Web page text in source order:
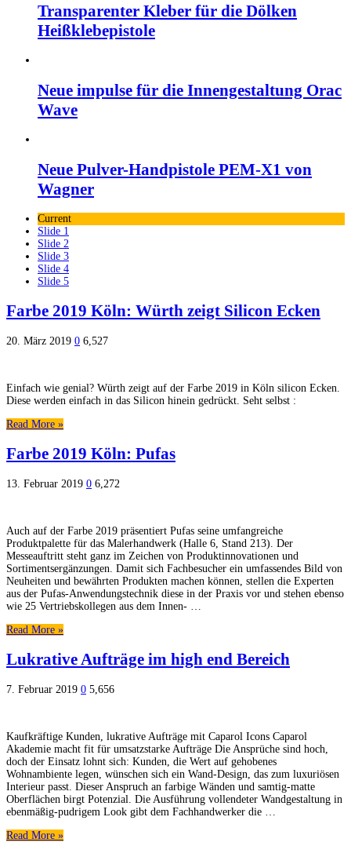
Transparenter Kleber für die Dölken
Heißklebepistole
Neue impulse für die Innengestaltung Orac
Wave
Neue Pulver-Handpistole PEM-X1 von
Wagner
Current
Slide 1
Slide 2
Slide 3
Slide 4
Slide 5
Farbe 2019 Köln: Würth zeigt Silicon Ecken
20. März 2019 0 6,527
Einfach wie genial? Würth zeigt auf der Farbe 2019 in Köln silicon Ecken.
Diese werden einfach in das Silicon hinein gedrückt. Seht selbst :
Read More »
Farbe 2019 Köln: Pufas
13. Februar 2019 0 6,272
Auch auf der Farbe 2019 präsentiert Pufas seine umfangreiche
Produktpalette für das Malerhandwerk (Halle 6, Stand 213). Der
Messeauftritt steht ganz im Zeichen von Produktinnovationen und
Sortimentsergänzungen. Damit sich Fachbesucher ein umfassendes Bild von
Neuheiten und bewährten Produkten machen können, stellen die Experten
aus der Pufas-Anwendungstechnik diese in der Praxis vor und stehen ebenso
wie 25 Vertriebskollegen aus dem Innen- …
Read More »
Lukrative Aufträge im high end Bereich
7. Februar 2019 0 5,656
Kaufkräftige Kunden, lukrative Aufträge mit Caparol Icons Caparol
Akademie macht fit für umsatzstarke Aufträge Die Ansprüche sind hoch,
doch der Einsatz lohnt sich: Kunden, die Wert auf gehobenes
Wohnambiente legen, wünschen sich ein Wand-Design, das zum luxuriösen
Interieur passt. Dieser Anspruch an farbige Wänden und samtig-matte
Oberflächen birgt Potenzial. Die Ausführung vollendeter Wandgestaltung in
ebenmäßig-pudrigem Look gibt dem Fachhandwerker die …
Read More »